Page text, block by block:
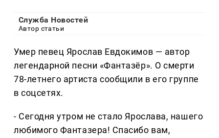
Служба Новостей
Автор статьи
Умер певец Ярослав Евдокимов — автор
легендарной песни «Фантазёр». О смерти
78-летнего артиста сообщили в его группе
в соцсетях.
- Сегодня утром не стало Ярослава, нашего
любимого Фантазера! Спасибо вам,